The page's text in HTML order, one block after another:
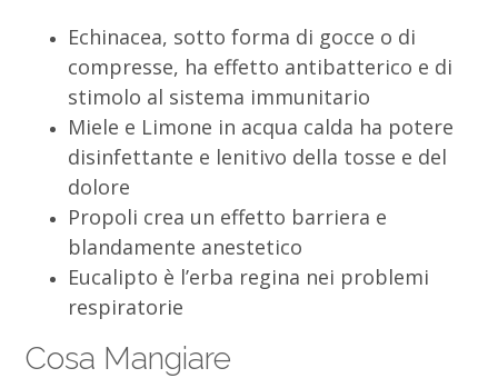
Echinacea, sotto forma di gocce o di
compresse, ha effetto antibatterico e di
stimolo al sistema immunitario
Miele e Limone in acqua calda ha potere
disinfettante e lenitivo della tosse e del
dolore
Propoli crea un effetto barriera e
blandamente anestetico
Eucalipto è l’erba regina nei problemi
respiratorie
Cosa Mangiare